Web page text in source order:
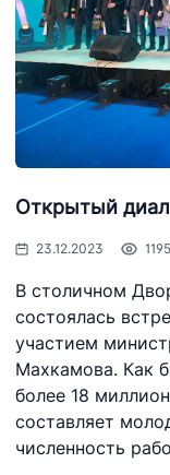
Открытый
23.12.2023
В столичном
состоялась
участием
Махкамова. Как
более 18
составляет
численность